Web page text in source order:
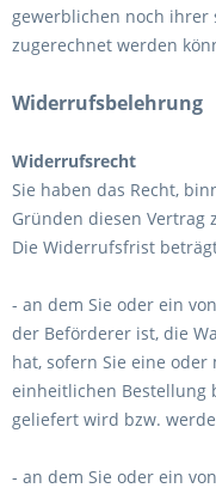
gewerblichen noch ihrer
zugerechnet werden
Widerrufsbelehrung
Widerrufsrecht
Sie haben das Recht,
Gründen diesen Vertrag
Die Widerrufsfrist
- an dem Sie oder ein
der Beförderer ist, die
hat, sofern Sie eine
einheitlichen Bestellung
geliefert wird bzw.
- an dem Sie oder ein